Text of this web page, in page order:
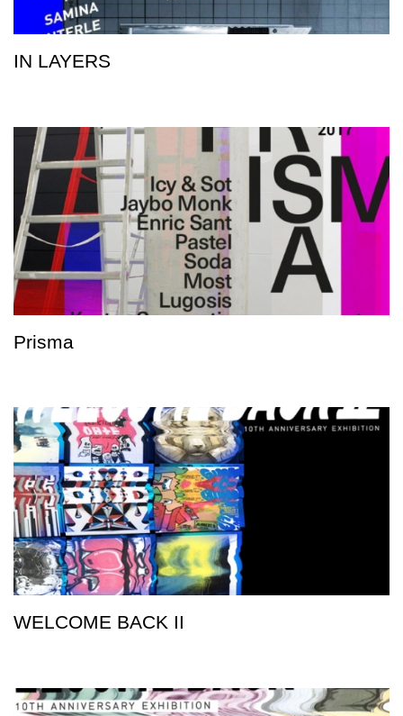
IN LAYERS
Prisma
WELCOME BACK II